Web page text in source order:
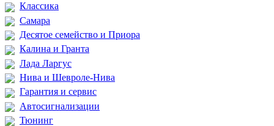
Классика
Самара
Десятое семейство и Приора
Калина и Гранта
Лада Ларгус
Нива и Шевроле-Нива
Гарантия и сервис
Автосигнализации
Тюнинг